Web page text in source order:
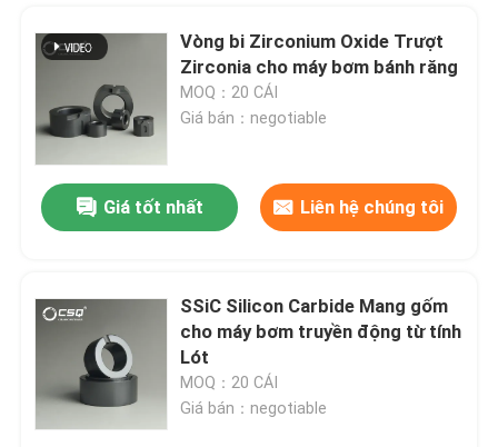
Vòng bi Zirconium Oxide Trượt
Zirconia cho máy bơm bánh răng
MOQ：20 CÁI
Giá bán：negotiable
Giá tốt nhất Liên hệ chúng tôi
SSiC Silicon Carbide Mang gốm
cho máy bơm truyền động từ tính
Lót
MOQ：20 CÁI
Giá bán：negotiable